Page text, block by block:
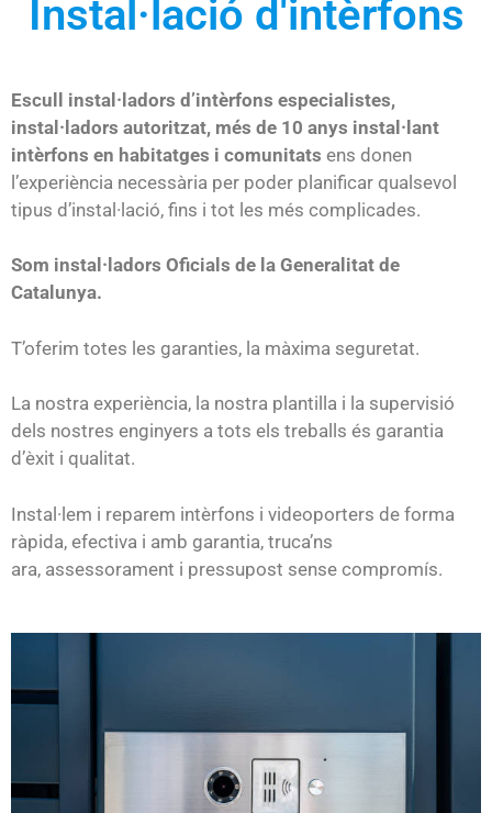
Instal·lació d'intèrfons
Escull instal·ladors d’intèrfons especialistes,
instal·ladors autoritzat, més de 10 anys instal·lant
intèrfons en habitatges i comunitats ens donen
l’experiència necessària per poder planificar qualsevol
tipus d’instal·lació, fins i tot les més complicades.
Som instal·ladors Oficials de la Generalitat de
Catalunya.
T’oferim totes les garanties, la màxima seguretat.
La nostra experiència, la nostra plantilla i la supervisió
dels nostres enginyers a tots els treballs és garantia
d’èxit i qualitat.
Instal·lem i reparem intèrfons i videoporters de forma
ràpida, efectiva i amb garantia, truca’ns
ara, assessorament i pressupost sense compromís.